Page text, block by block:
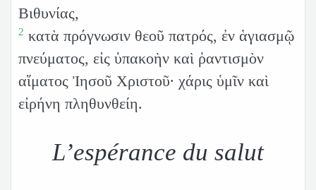
Βιθυνίας,
2 κατὰ πρόγνωσιν θεοῦ πατρός, ἐν ἁγιασμῷ
πνεύματος, εἰς ὑπακοὴν καὶ ῥαντισμὸν
αἵματος Ἰησοῦ Χριστοῦ· χάρις ὑμῖν καὶ
εἰρήνη πληθυνθείη.
L’espérance du salut